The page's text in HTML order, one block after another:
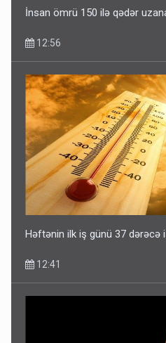
İnsan ömrü 150 ilə qədər
12:56
Həftənin ilk iş günü 37 dərəcə
12:41